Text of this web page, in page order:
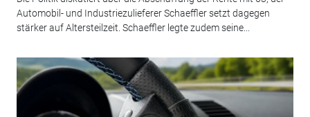
Automobil- und Industriezulieferer Schaeffler setzt dagegen
stärker auf Altersteilzeit. Schaeffler legte zudem seine...